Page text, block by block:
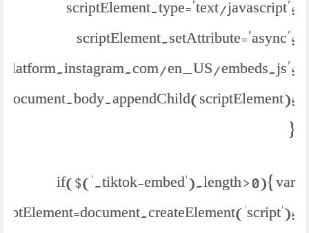
scriptElement.type="text/javascript";
scriptElement.setAttribute="async";
en_US/embeds.js";
document.body.appendChild(scriptElement);
}
if($('.tiktok-embed').length > 0){ var